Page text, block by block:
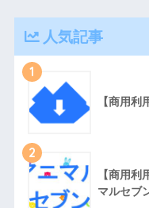
人気記事
1
【商用
2
【商用
マルセブ